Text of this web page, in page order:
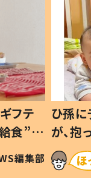
フテ
食”を
の親
編集部
ひ孫
が、
「涙が
い」